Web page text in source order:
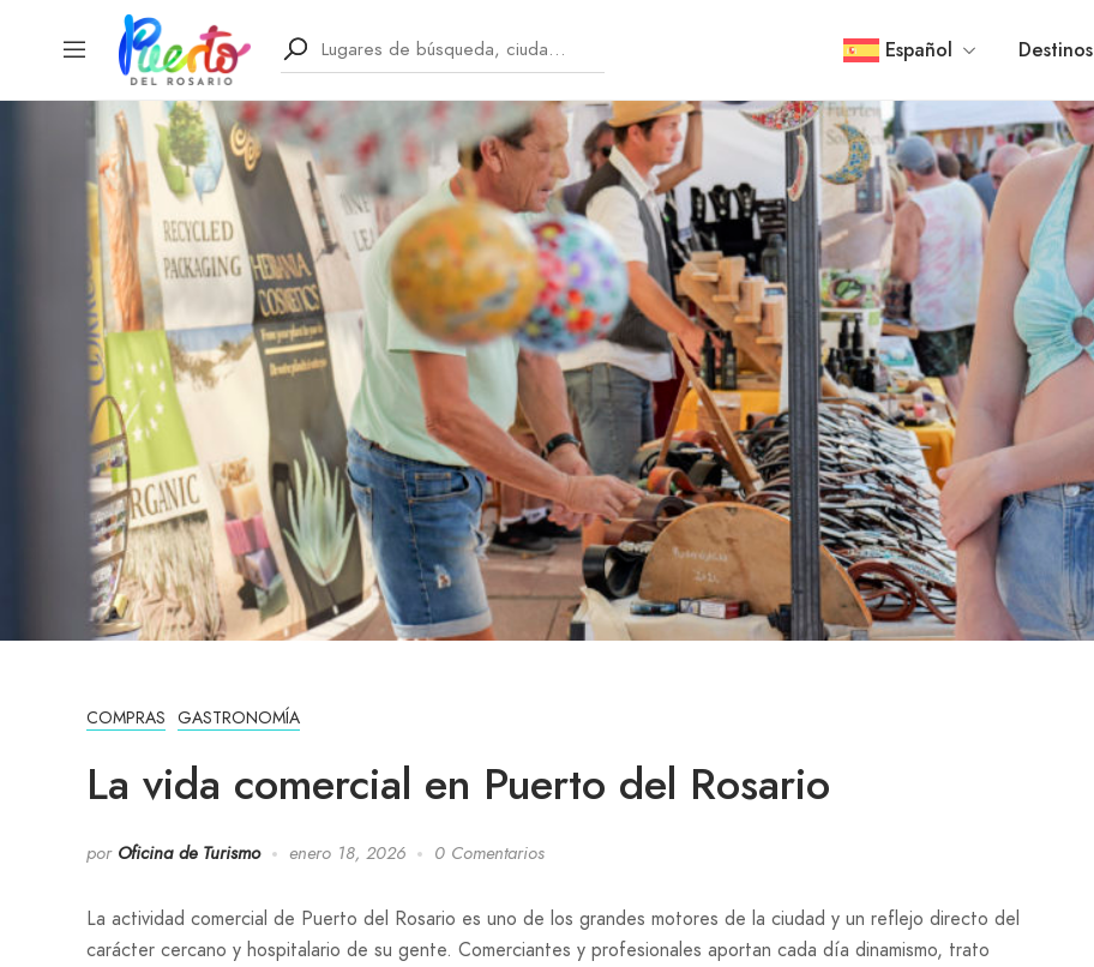
Español Destinos
COMPRAS GASTRONOMÍA
La vida comercial en Puerto del Rosario
por Oficina de Turismo enero 18, 2026 0 Comentarios
La actividad comercial de Puerto del Rosario es uno de los grandes motores de la ciudad y un reflejo directo del
carácter cercano y hospitalario de su gente. Comerciantes y profesionales aportan cada día dinamismo, trato